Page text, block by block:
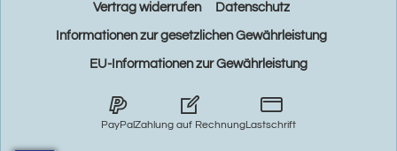
Vertrag widerrufen Datenschutz
Informationen zur gesetzlichen Gewährleistung
EU-Informationen zur Gewährleistung
PayPalZahlung auf RechnungLastschrift